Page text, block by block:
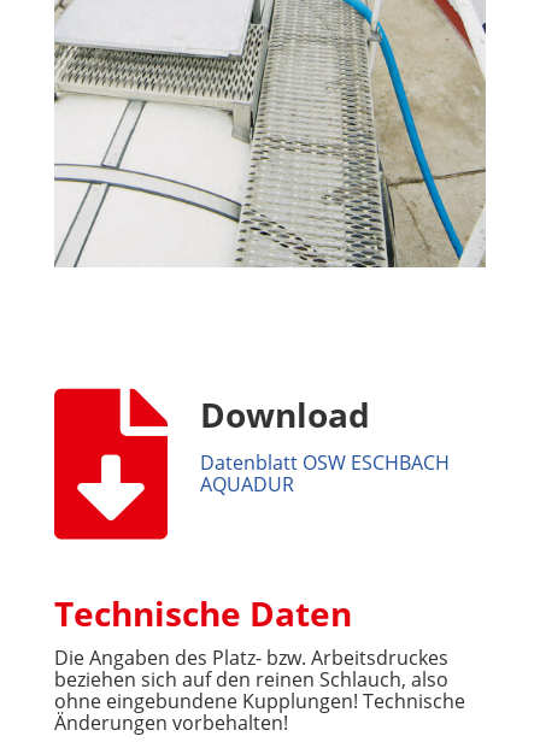
 Download
Datenblatt OSW ESCHBACH
AQUADUR
Technische Daten
Die Angaben des Platz- bzw. Arbeitsdruckes
beziehen sich auf den reinen Schlauch, also
ohne eingebundene Kupplungen! Technische
Änderungen vorbehalten!